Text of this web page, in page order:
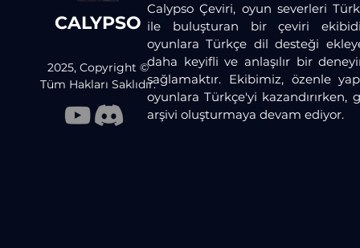
CALYPSO
2025, Copyright ©
Tüm Hakları Saklıdır.
Calypso Çeviri, oyun severleri
ile buluşturan bir çeviri
oyunlara Türkçe dil desteği
daha keyifli ve anlaşılır bir
sağlamaktır. Ekibimiz, özenle
oyunlara Türkçe'yi kazandırırken,
arşivi oluşturmaya devam ediyor.​